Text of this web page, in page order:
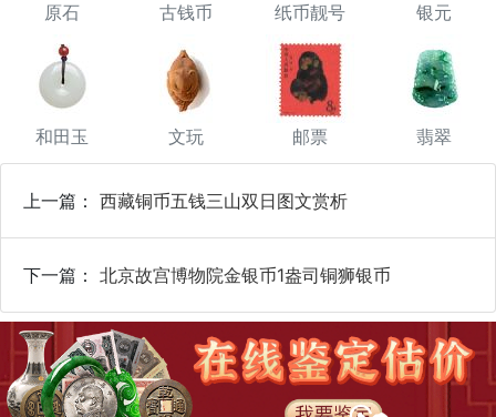
原石 古钱币 纸币靓号 银元
和田玉 文玩 邮票 翡翠
上一篇： 西藏铜币五钱三山双日图文赏析
下一篇： 北京故宫博物院金银币1盎司铜狮银币